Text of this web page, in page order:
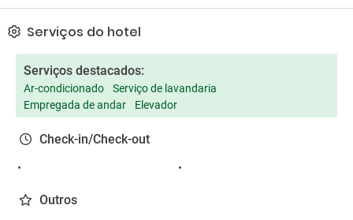
Serviços do hotel
Serviços destacados:
Ar-condicionado
Serviço de lavandaria
Empregada de andar
Elevador
Check-in/Check-out
Outros